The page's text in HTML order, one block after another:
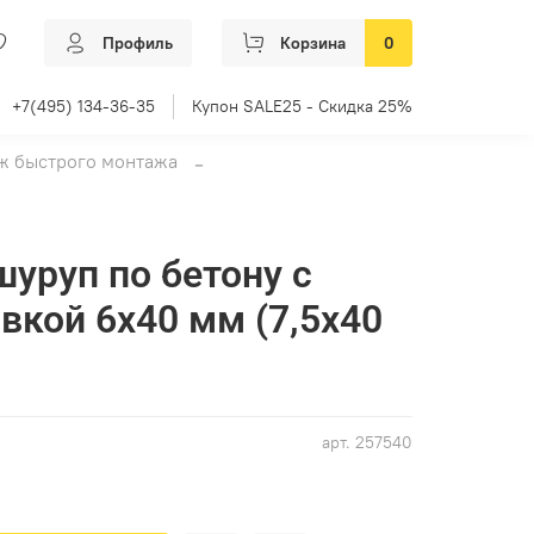
Профиль Корзина 0
+7(495) 134-36-35 Купон SALE25 - Скидка 25%
быстрого монтажа
арт. 257540
по бетону с
6х40 мм (7,5х40